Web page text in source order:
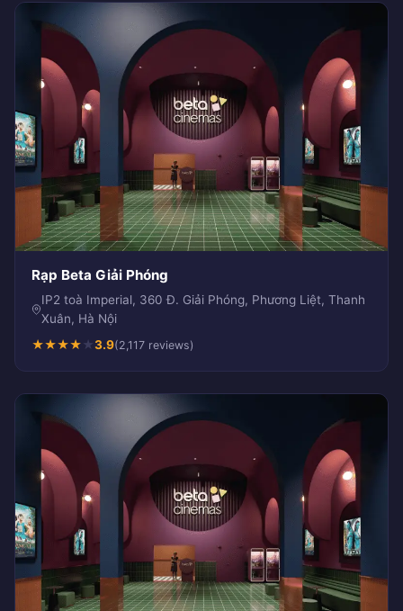
Rạp Beta Giải Phóng
IP2 toà Imperial, 360 Đ. Giải Phóng, Phương Liệt, Thanh
Xuân, Hà Nội
★★★★★3.9(2,117 reviews)